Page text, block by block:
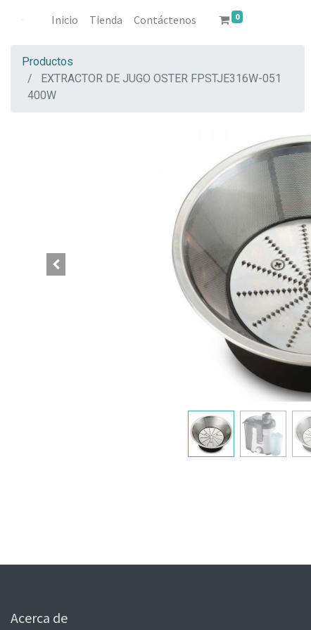
Inicio Tienda Contáctenos 0
Productos
EXTRACTOR DE JUGO OSTER FPSTJE316W-051
400W
Acerca de